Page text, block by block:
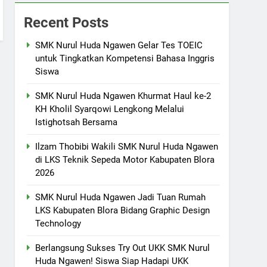
Recent Posts
SMK Nurul Huda Ngawen Gelar Tes TOEIC
untuk Tingkatkan Kompetensi Bahasa Inggris
Siswa
SMK Nurul Huda Ngawen Khurmat Haul ke-2
KH Kholil Syarqowi Lengkong Melalui
Istighotsah Bersama
Ilzam Thobibi Wakili SMK Nurul Huda Ngawen
di LKS Teknik Sepeda Motor Kabupaten Blora
2026
SMK Nurul Huda Ngawen Jadi Tuan Rumah
LKS Kabupaten Blora Bidang Graphic Design
Technology
Berlangsung Sukses Try Out UKK SMK Nurul
Huda Ngawen! Siswa Siap Hadapi UKK
Belajar” di SMK Nurul Huda
Ngawen
BKK
Hari Kedua Pelatihan di SMK
Nurul Huda Ngawen: Fokus
AKUNTANSI KEUANGAN LEMBAGA
Implementasi Penguatan
Kewirausahaan Melalui Mata
Pelajaran Kejuruan dan IPAS di
SMK Nurul Huda Ngawen
AKUNTANSI DAN KEUANGAN LEMBAGA
AKUNTANSI KEUANGAN LEMBAGA
Nurul Huda Ngawen sebagai
Bagian dari Program SMK
Pusat Keunggulan
AKUNTANSI DAN KEUANGAN LEMBAGA
BKK
SMK Nurul Huda Ngawen